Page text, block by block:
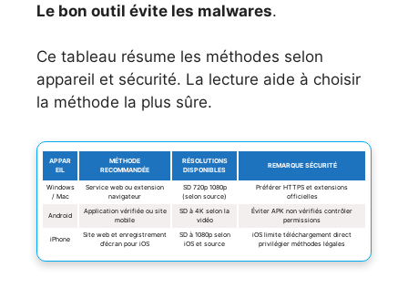
Le bon outil évite les malwares.
Ce tableau résume les méthodes selon
appareil et sécurité. La lecture aide à choisir
la méthode la plus sûre.
APPAR
EIL
MÉTHODE
RECOMMANDÉE
RÉSOLUTIONS
DISPONIBLES
REMARQUE SÉCURITÉ
Windows
/ Mac
Service web ou extension
navigateur
SD 720p 1080p
(selon source)
Préférer HTTPS et extensions
officielles
Android
Application vérifiée ou site
mobile
SD à 4K selon la
vidéo
Éviter APK non vérifiés contrôler
permissions
iPhone
Site web et enregistrement
d’écran pour iOS
SD à 1080p selon
iOS et source
iOS limite téléchargement direct
privilégier méthodes légales